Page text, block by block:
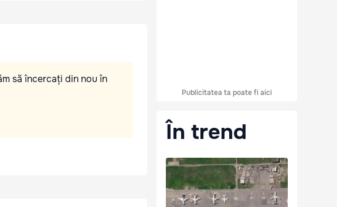
să încercați din nou în
Publicitatea ta poate fi aici
În trend